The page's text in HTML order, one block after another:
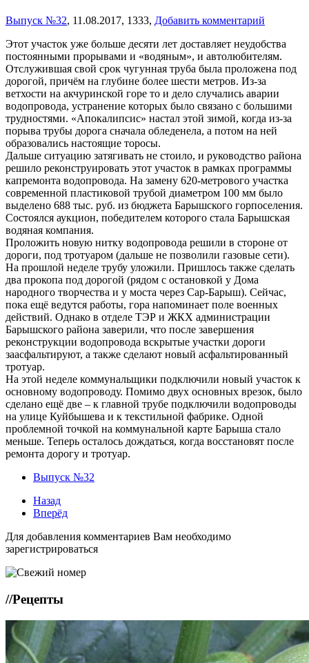
Выпуск №32, 11.08.2017, 1333, Добавить комментарий
Этот участок уже больше десяти лет доставляет неудобства
постоянными прорывами и «водяным», и автолюбителям.
Отслужившая свой срок чугунная труба была проложена под
дорогой, причём на глубине более шести метров. Из-за
ветхости на акчуринской горе то и дело случались аварии
водопровода, устранение которых было связано с большими
трудностями. «Апокалипсис» настал этой зимой, когда из-за
порыва трубы дорога сначала обледенела, а потом на ней
образовались настоящие торосы.
Дальше ситуацию затягивать не стоило, и руководство района
решило реконструировать этот участок в рамках программы
капремонта водопровода. На замену 620-метрового участка
современной пластиковой трубой диаметром 100 мм было
выделено 688 тыс. руб. из бюджета Барышского горпоселения.
Состоялся аукцион, победителем которого стала Барышская
водяная компания.
Проложить новую нитку водопровода решили в стороне от
дороги, под тротуаром (дальше не позволили газовые сети).
На прошлой неделе трубу уложили. Пришлось также сделать
два прокопа под дорогой (рядом с остановкой у Дома
народного творчества и у моста через Сар-Барыш). Сейчас,
пока ещё ведутся работы, гора напоминает поле военных
действий. Однако в отделе ТЭР и ЖКХ администрации
Барышского района заверили, что после завершения
реконструкции водопровода вскрытые участки дороги
заасфальтируют, а также сделают новый асфальтированный
тротуар.
На этой неделе коммунальщики подключили новый участок к
основному водопроводу. Помимо двух основных врезок, было
сделано ещё две – к главной трубе подключили водопроводы
на улице Куйбышева и к текстильной фабрике. Одной
проблемной точкой на коммунальной карте Барыша стало
меньше. Теперь осталось дождаться, когда восстановят после
ремонта дорогу и тротуар.
Выпуск №32
Назад
Вперёд
Для добавления комментариев Вам необходимо
зарегистрироваться
//Рецепты